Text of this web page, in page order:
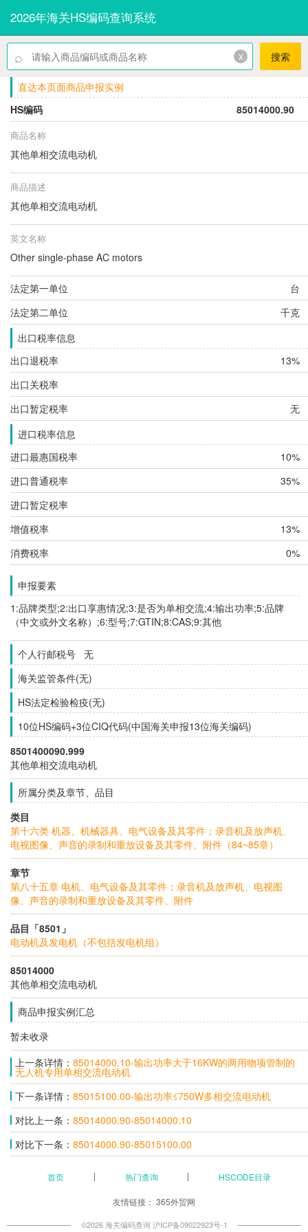
2026年海关HS编码查询系统
⌕ x 搜索
直达本页面商品申报实例
HS编码
85014000.90
商品名称
其他单相交流电动机
商品描述
其他单相交流电动机
英文名称
Other single-phase AC motors
法定第一单位
台
法定第二单位
千克
出口税率信息
出口退税率
13%
出口关税率
出口暂定税率
无
进口税率信息
进口最惠国税率
10%
进口普通税率
35%
进口暂定税率
增值税率
13%
消费税率
0%
申报要素
1:品牌类型;2:出口享惠情况;3:是否为单相交流;4:输出功率;5:品牌
（中文或外文名称）;6:型号;7:GTIN;8:CAS;9:其他
个人行邮税号 无
海关监管条件(无)
HS法定检验检疫(无)
10位HS编码+3位CIQ代码(中国海关申报13位海关编码)
8501400090.999
其他单相交流电动机
所属分类及章节、品目
类目
第十六类 机器、机械器具、电气设备及其零件；录音机及放声机、
电视图像、声音的录制和重放设备及其零件、附件（84~85章）
章节
第八十五章 电机、电气设备及其零件；录音机及放声机、电视图
像、声音的录制和重放设备及其零件、附件
品目「8501」
电动机及发电机（不包括发电机组）
85014000
其他单相交流电动机
商品申报实例汇总
暂未收录
上一条详情： 85014000.10-输出功率大于16KW的两用物项管制的
无人机专用单相交流电动机
下一条详情： 85015100.00-输出功率≤750W多相交流电动机
对比上一条： 85014000.90-85014000.10
对比下一条： 85014000.90-85015100.00
首页 热门查询 HSCODE目录
友情链接： 365外贸网
©2026 海关编码查询 沪ICP备09022923号-1